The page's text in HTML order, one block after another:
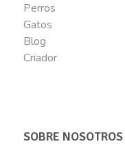
Perros
Gatos
Blog
Criador
SOBRE NOSOTROS